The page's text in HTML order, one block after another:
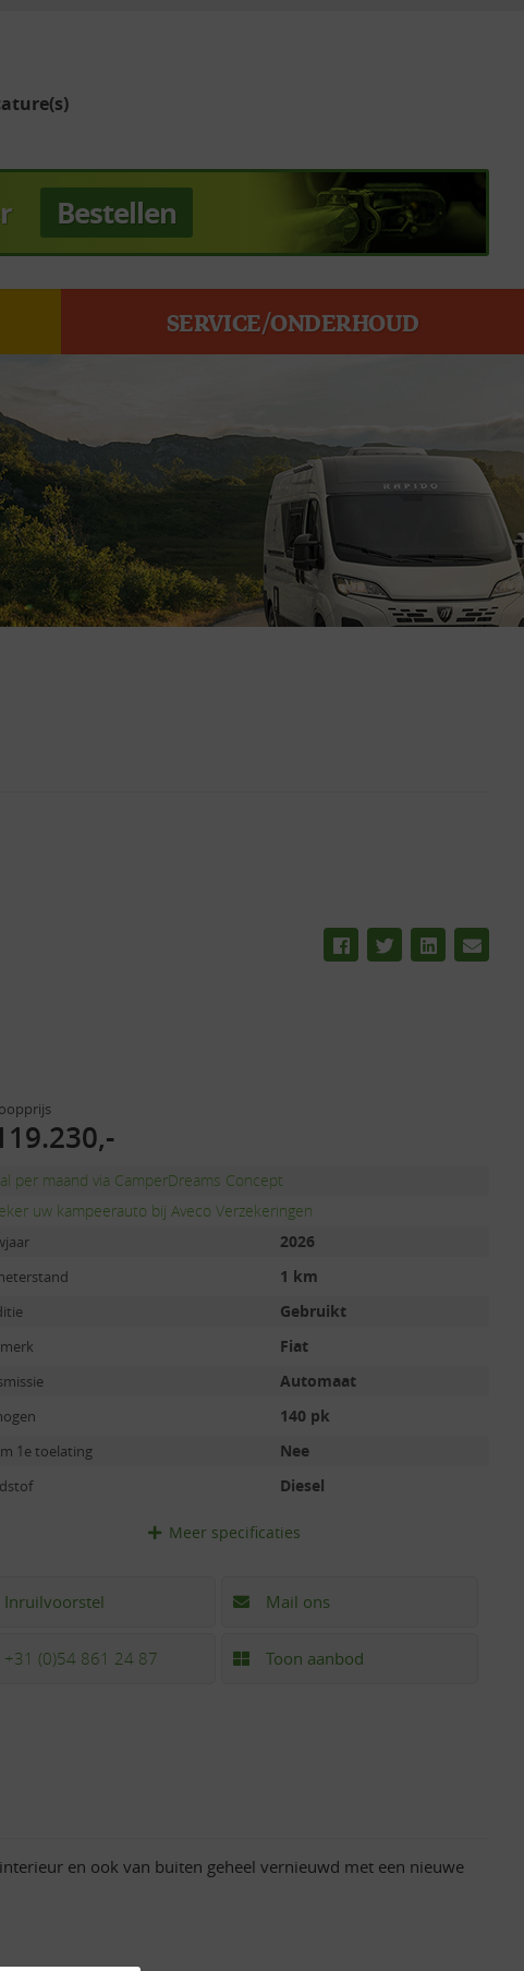
Bestellen
SERVICE/ONDERHOUD
per maand via CamperDreams Concept
uw kampeerauto bij Aveco Verzekeringen
2026
1 km
Gebruikt
Fiat
Automaat
140 pk
1e toelating Nee
Diesel
Meerspecificaties
Inruilvoorstel Mail ons
+31 (0)54 861 24 87 Toon aanbod
en ook van buiten geheel vernieuwd met een nieuwe